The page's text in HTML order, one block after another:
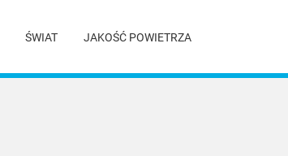
ŚWIAT JAKOŚĆ POWIETRZA